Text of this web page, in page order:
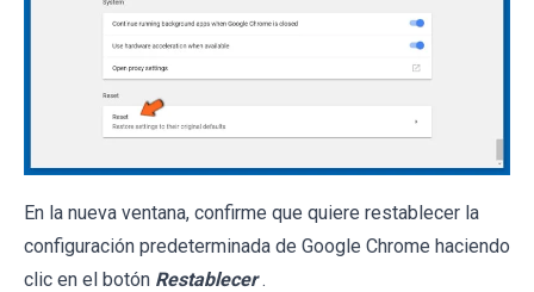
En la nueva ventana, confirme que quiere restablecer la
configuración predeterminada de Google Chrome haciendo
clic en el botón Restablecer .